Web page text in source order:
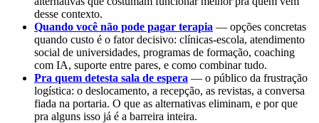
desse contexto.
Quando você não pode pagar terapia — opções concretas
quando custo é o fator decisivo: clínicas-escola, atendimento
social de universidades, programas de formação, coaching
com IA, suporte entre pares, e como combinar tudo.
Pra quem detesta sala de espera — o público da frustração
logística: o deslocamento, a recepção, as revistas, a conversa
fiada na portaria. O que as alternativas eliminam, e por que
pra alguns isso já é a barreira inteira.